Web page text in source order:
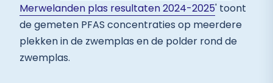
Merwelanden plas resultaten 2024-2025' toont
de gemeten PFAS concentraties op meerdere
plekken in de zwemplas en de polder rond de
zwemplas.